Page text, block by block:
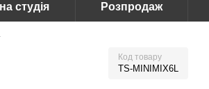
студія Розпродаж
Код товару
TS-MINIMIX6L